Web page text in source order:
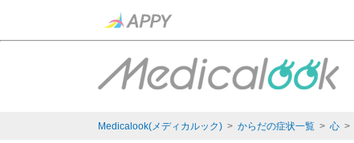
Medicalook(メディカルック) > からだの症状一覧 > 心 >